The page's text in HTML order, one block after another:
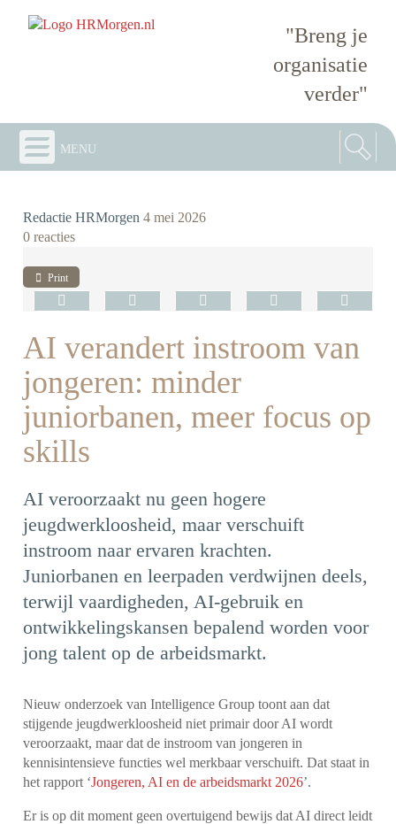
"Breng je
organisatie
verder"
menu
Redactie HRMorgen 4 mei 2026
0 reacties
Print
AI verandert instroom van
jongeren: minder
juniorbanen, meer focus op
skills
AI veroorzaakt nu geen hogere
jeugdwerkloosheid, maar verschuift
instroom naar ervaren krachten.
Juniorbanen en leerpaden verdwijnen deels,
terwijl vaardigheden, AI-gebruik en
ontwikkelingskansen bepalend worden voor
jong talent op de arbeidsmarkt.
Nieuw onderzoek van Intelligence Group toont aan dat
stijgende jeugdwerkloosheid niet primair door AI wordt
veroorzaakt, maar dat de instroom van jongeren in
kennisintensieve functies wel merkbaar verschuift. Dat staat in
het rapport ‘Jongeren, AI en de arbeidsmarkt 2026’.
Er is op dit moment geen overtuigend bewijs dat AI direct leidt